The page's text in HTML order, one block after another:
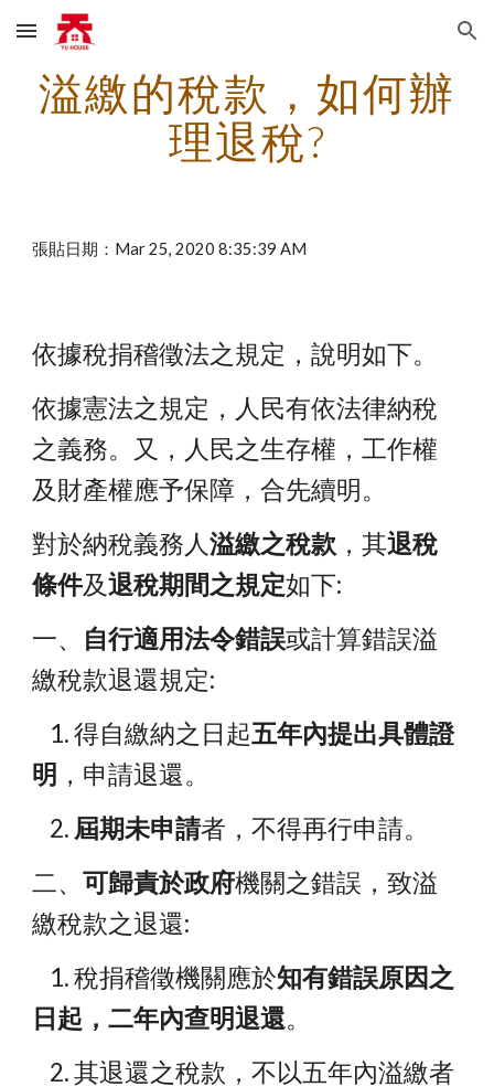
Skip to main content Skip to navigation
溢繳的稅款，如何辦
理退稅?
張貼日期：Mar 25, 2020 8:35:39 AM
依據稅捐稽徵法之規定，說明如下。
依據憲法之規定，人民有依法律納稅
之義務。又，人民之生存權，工作權
及財產權應予保障，合先續明。
對於納稅義務人溢繳之稅款 ，其退稅
條件及退稅期間之規定如下:
一、 自行適用法令錯誤或計算錯誤溢
繳稅款退還規定:
    1. 得自繳納之日起
五年內提出具體證
明 ，申請退還。
    2.
屆期未申請者，不得再行申請。
二、可歸責於政府機關之錯誤，致溢
繳稅款之退還:
    1. 稅捐稽徵機關應於
知有錯誤原因之
日起，二年內查明退還。